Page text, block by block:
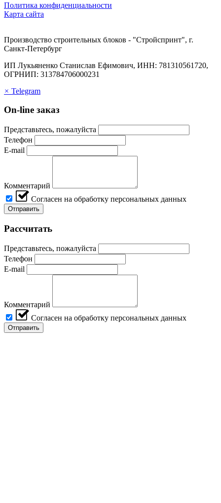
Политика конфиденциальности
Карта сайта
Производство строительных блоков - "Стройспринт", г.
Санкт-Петербург
ИП Лукьяненко Станислав Ефимович, ИНН: 781310561720,
ОГРНИП: 313784706000231
× Telegram
On-line заказ
Представьтесь, пожалуйста
Телефон
E-mail
Комментарий
Согласен на обработку персональных данных
Отправить
Рассчитать
Представьтесь, пожалуйста
Телефон
E-mail
Комментарий
Согласен на обработку персональных данных
Отправить